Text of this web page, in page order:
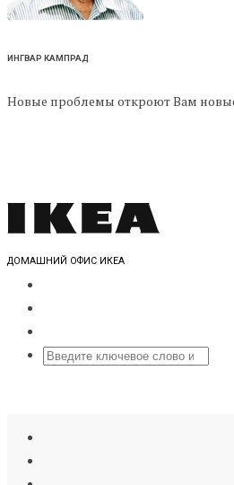
ИНГВАР КАМПРАД
Новые проблемы откроют Вам
ДОМАШНИЙ ОФИС ИКЕА